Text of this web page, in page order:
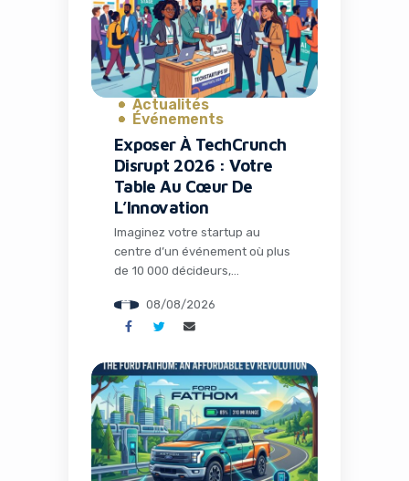
Actualités
Événements
Exposer À TechCrunch
Disrupt 2026 : Votre
Table Au Cœur De
L’Innovation
Imaginez votre startup au
centre d’un événement où plus
de 10 000 décideurs,
pressent pour découvrir les
innovations de demain. Pas
ni d’un discours keynote :
parfois, une simple table bien
placée dans l’Expo Hall suffit à
créer des connexions qui
changent la trajectoire d’une
entreprise. […]
08/08/2026